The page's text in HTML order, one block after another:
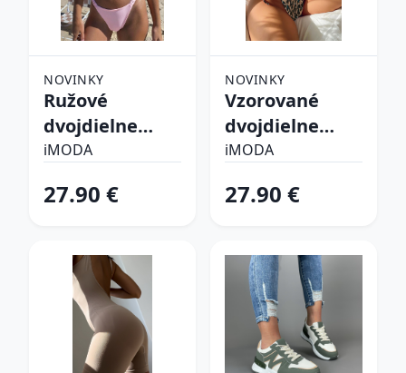
NOVINKY
Ružové
dvojdielne
plavky
iMODA
27.90 €
NOVINKY
Vzorované
dvojdielne
plavky
iMODA
27.90 €